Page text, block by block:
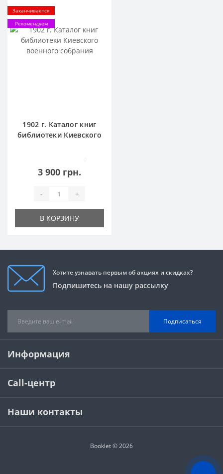
Заканчивается
Рекомендуем
1902 г. Каталог книг
библиотеки Киевского
3 900 грн.
- +
В КОРЗИНУ
Хотите узнавать первым об акциях и скидках?
Подпишитесь на нашу рассылку
Подписаться
Информация
Call-центр
Наши контакты
Booklet © 2026